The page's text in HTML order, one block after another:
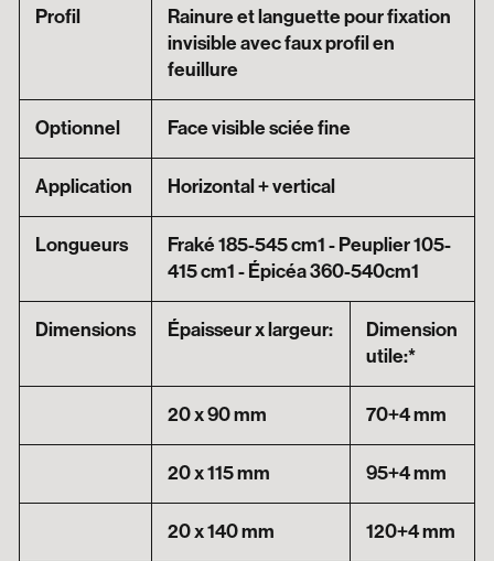
Profil
Rainure et languette pour fixation
invisible avec faux profil en
feuillure
Optionnel Face visible sciée fine
Application Horizontal + vertical
Longueurs
Fraké 185-545 cm1 - Peuplier 105-
415 cm1 - Épicéa 360-540cm1
Dimensions Épaisseur x largeur:
Dimension
utile:*
20 x 90 mm 70+4 mm
20 x 115 mm 95+4 mm
20 x 140 mm 120+4 mm